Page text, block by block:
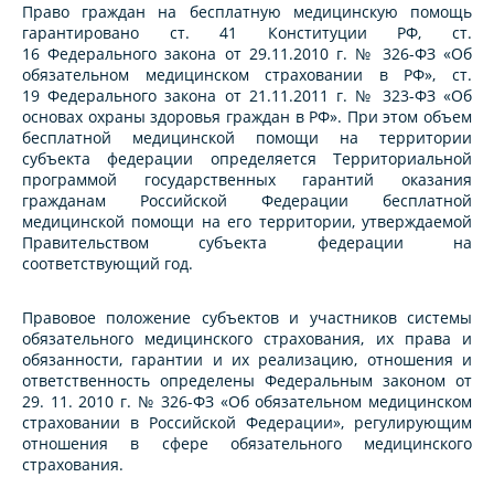
Право граждан на бесплатную медицинскую помощь
гарантировано ст. 41 Конституции РФ, ст.
16 Федерального закона от 29.11.2010 г. № 326-ФЗ «Об
обязательном медицинском страховании в РФ», ст.
19 Федерального закона от 21.11.2011 г. № 323-ФЗ «Об
основах охраны здоровья граждан в РФ». При этом объем
бесплатной медицинской помощи на территории
субъекта федерации определяется Территориальной
программой государственных гарантий оказания
гражданам Российской Федерации бесплатной
медицинской помощи на его территории, утверждаемой
Правительством субъекта федерации на
соответствующий год.
Правовое положение субъектов и участников системы
обязательного медицинского страхования, их права и
обязанности, гарантии и их реализацию, отношения и
ответственность определены Федеральным законом от
29. 11. 2010 г. № 326-ФЗ «Об обязательном медицинском
страховании в Российской Федерации», регулирующим
отношения в сфере обязательного медицинского
страхования.